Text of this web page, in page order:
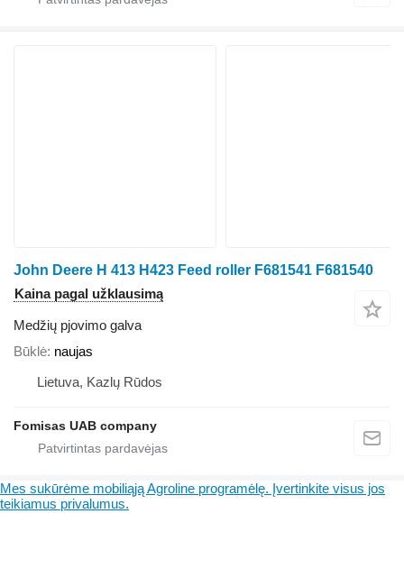
John Deere H 413 H423 Feed roller F681541 F681540
Kaina pagal užklausimą
Medžių pjovimo galva
Būklė naujas
Lietuva, Kazlų Rūdos
Fomisas UAB company
Mes sukūrėme mobiliąją Agroline programėlę. Įvertinkite visus jos
teikiamus privalumus.